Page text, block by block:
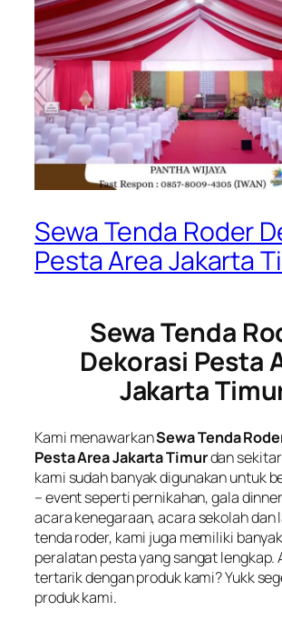
Sewa Tenda Roder
Pesta Area Jakarta
Sewa Tenda
Dekorasi Pesta
Jakarta
Kami menawarkanSewa Tenda
Pesta Area Jakarta Timurdan
kami sudah banyak digunakan untuk
– event seperti pernikahan, gala
acara kenegaraan, acara sekolah dan
tenda roder, kami juga memiliki
peralatan pesta yang sangat lengkap.
tertarik dengan produk kami? Yukk
produk kami.